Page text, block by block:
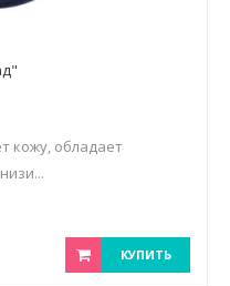
кожу, обладает
КУПИТЬ